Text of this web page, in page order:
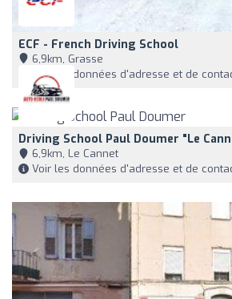
ECF - French Driving School
6,9km, Grasse
Voir les données d'adresse et de
Driving School Paul Doumer "Le
6,9km, Le Cannet
Voir les données d'adresse et de